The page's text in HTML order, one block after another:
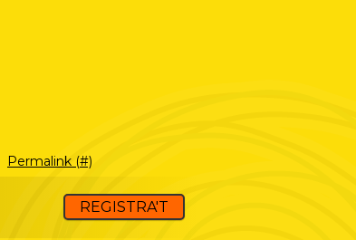
Permalink (#)
REGISTRA'T